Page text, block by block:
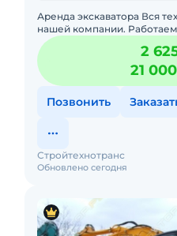
Аренда экскаватора Вся
нашей компании.
скрытых накруток!
таких марок, как
2
21
Позвонить
Обновлено сегодня
Стройтехнотранс